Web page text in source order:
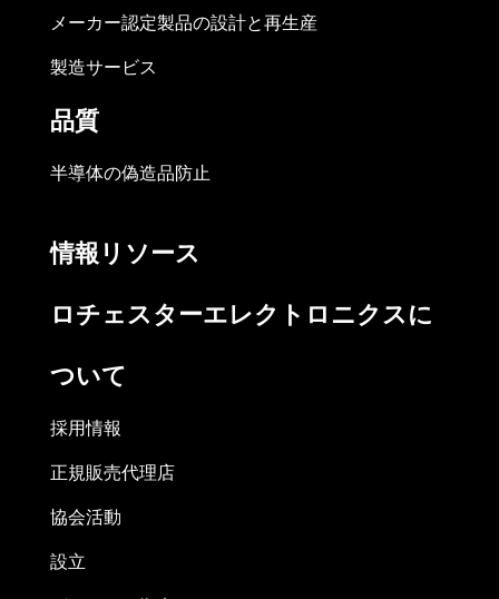
メーカー認定製品の設計と再生産
製造サービス
品質
半導体の偽造品防止
情報リソース
ロチェスターエレクトロニクスに
ついて
採用情報
正規販売代理店
協会活動
設立